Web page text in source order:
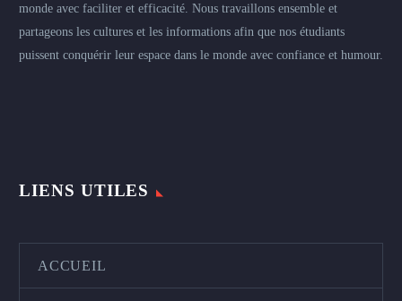
monde avec faciliter et efficacité. Nous travaillons ensemble et
partageons les cultures et les informations afin que nos étudiants
puissent conquérir leur espace dans le monde avec confiance et humour.
LIENS UTILES
ACCUEIL